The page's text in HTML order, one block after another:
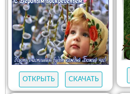
ОТКРЫТЬ СКАЧАТЬ